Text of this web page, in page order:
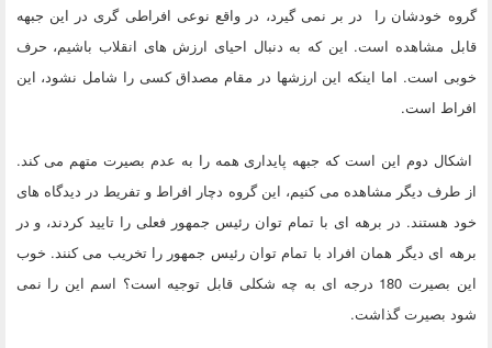
گروه خودشان را در بر نمی گیرد، در واقع نوعی افراطی گری در این جبهه
قابل مشاهده است. این که به دنبال احیای ارزش های انقلاب باشیم، حرف
خوبی است. اما اینکه این ارزشها در مقام مصداق کسی را شامل نشود، این
افراط است.
اشکال دوم این است که جبهه پایداری همه را به عدم بصیرت متهم می کند.
از طرف دیگر مشاهده می کنیم، این گروه دچار افراط و تفریط در دیدگاه های
خود هستند. در برهه ای با تمام توان رئیس جمهور فعلی را تایید کردند، و در
برهه ای دیگر همان افراد با تمام توان رئیس جمهور را تخریب می کنند. خوب
این بصیرت 180 درجه ای به چه شکلی قابل توجیه است؟ اسم این را نمی
شود بصیرت گذاشت.